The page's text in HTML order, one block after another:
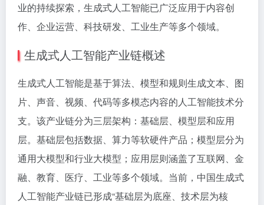
业的持续探索，生成式人工智能已广泛应用于内容创
作、企业运营、科技研发、工业生产等多个领域。
生成式人工智能产业链概述
生成式人工智能是基于算法、模型和规则生成文本、图
片、声音、视频、代码等多模态内容的人工智能技术分
支。该产业链分为三层架构：基础层、模型层和应用
层。基础层包括数据、算力等软硬件产品；模型层分为
通用大模型和行业大模型；应用层则涵盖了互联网、金
融、教育、医疗、工业等多个领域。当前，中国生成式
人工智能产业链已形成“基础层为底座、技术层为核